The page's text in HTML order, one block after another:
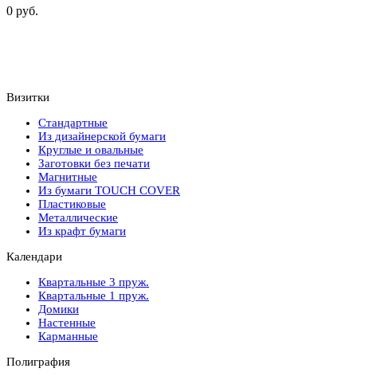
0 руб.
Визитки
Стандартные
Из дизайнерской бумаги
Круглые и овальные
Заготовки без печати
Магнитные
Из бумаги TOUCH COVER
Пластиковые
Металлические
Из крафт бумаги
Календари
Квартальные 3 пруж.
Квартальные 1 пруж.
Домики
Настенные
Карманные
Полиграфия